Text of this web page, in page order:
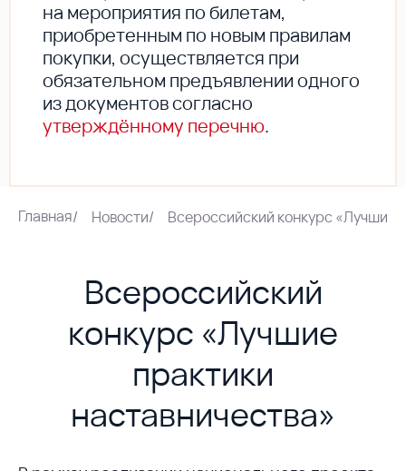
на мероприятия по билетам,
приобретенным по новым правилам
покупки, осуществляется при
обязательном предъявлении одного
из документов согласно
утверждённому перечню.
Главная/ Новости/ Всероссийский конкурс «Лучшие
Всероссийский
конкурс «Лучшие
практики
наставничества»